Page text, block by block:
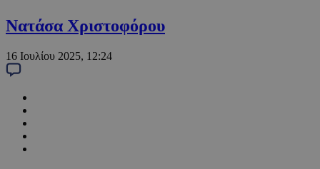
Νατάσα Χριστοφόρου
16 Ιουλίου 2025, 12:24